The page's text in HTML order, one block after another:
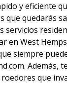
y eficiente
que quedarás
servicios
en West
siempre
Además,
que